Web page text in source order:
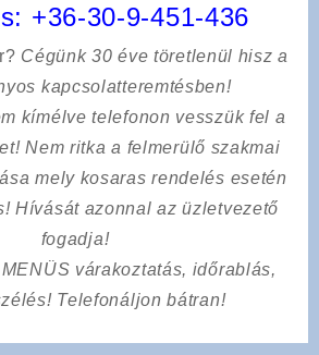
+36-30-9-451-436
Cégünk 30 éve töretlenül hisz a
kapcsolatteremtésben!
kímélvetelefonon vesszük fel a
Nem ritka a felmerülő szakmai
mely kosaras rendelés esetén
Hívását azonnal az üzletvezető
fogadja!
MENÜS várakoztatás, időrablás,
Telefonáljon bátran!